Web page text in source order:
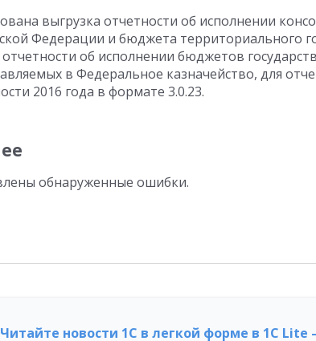
выгрузка отчетности об исполнении
Федерации и бюджета территориального
об исполнении бюджетов
в Федеральное казначейство, для
2016 года в формате 3.0.23.
обнаруженные ошибки.
Читайте новости 1С в легкой форме в 1С